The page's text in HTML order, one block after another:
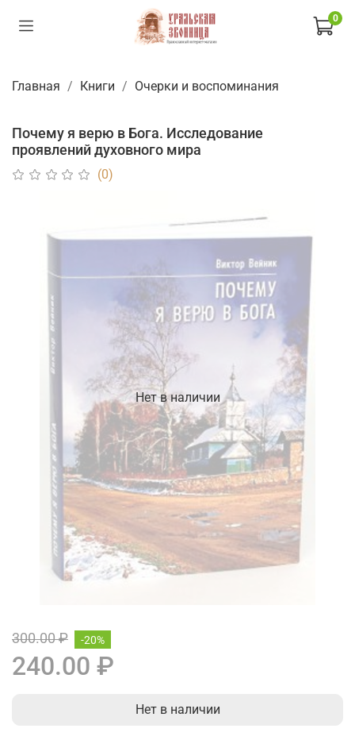
0
Главная Книги Очерки и воспоминания
Почему я верю в Бога. Исследование
проявлений духовного мира
(0)
Нет в наличии
300.00 ₽
240.00 ₽
-20%
Нет в наличии